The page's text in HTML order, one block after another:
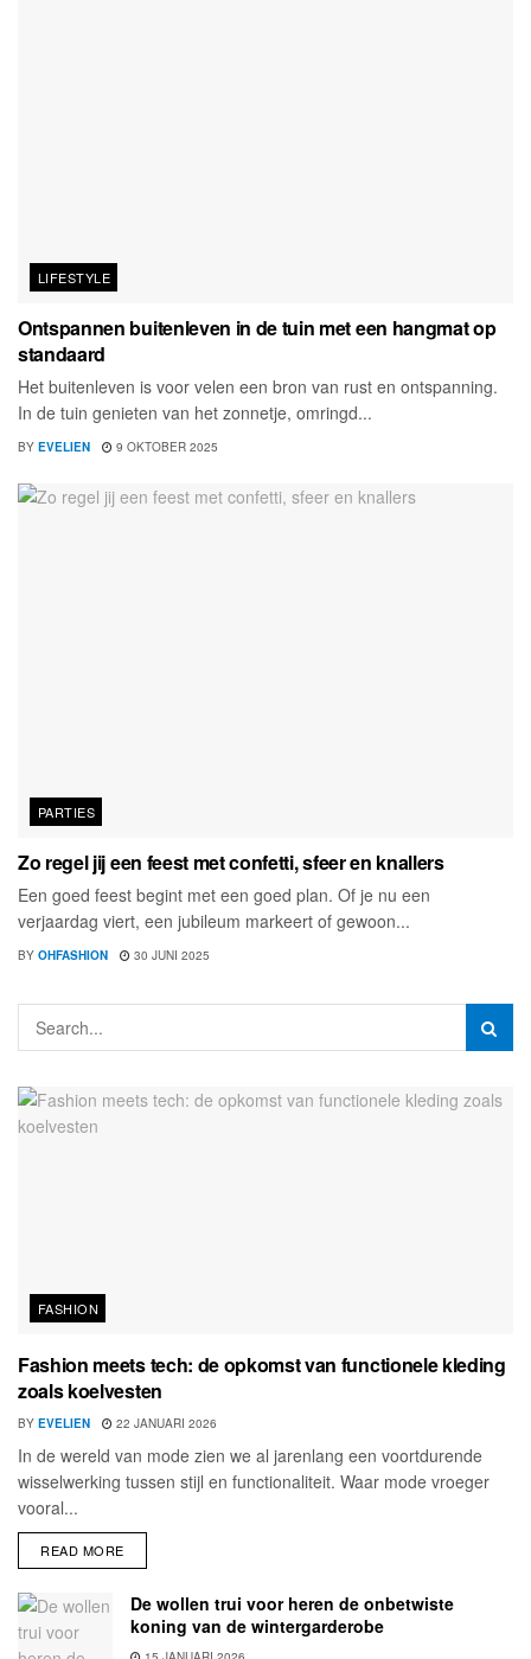
LIFESTYLE
Ontspannen buitenleven in de tuin met een hangmat op
standaard
Het buitenleven is voor velen een bron van rust en ontspanning.
In de tuin genieten van het zonnetje, omringd...
BY EVELIEN 9 OKTOBER 2025
PARTIES
Zo regel jij een feest met confetti, sfeer en knallers
Een goed feest begint met een goed plan. Of je nu een
verjaardag viert, een jubileum markeert of gewoon...
BY OHFASHION 30 JUNI 2025
FASHION
Fashion meets tech: de opkomst van functionele kleding
zoals koelvesten
BY EVELIEN 22 JANUARI 2026
In de wereld van mode zien we al jarenlang een voortdurende
wisselwerking tussen stijl en functionaliteit. Waar mode vroeger
vooral...
READ MORE
De wollen trui voor heren de onbetwiste
koning van de wintergarderobe